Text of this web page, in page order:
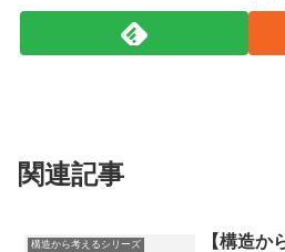
関連記事
構造から考えるシリーズ
【構造か